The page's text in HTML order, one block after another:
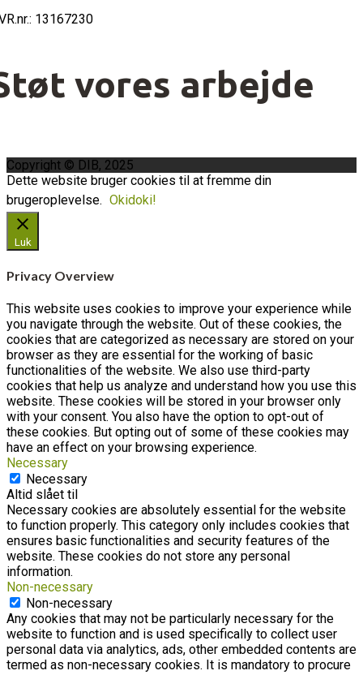
13167230
vores arbejde
Copyright © DIB, 2025
Dette website bruger cookies til at fremme din
brugeroplevelse. Okidoki!
Luk
Privacy Overview
This website uses cookies to improve your experience while
you navigate through the website. Out of these cookies, the
cookies that are categorized as necessary are stored on your
browser as they are essential for the working of basic
functionalities of the website. We also use third-party
cookies that help us analyze and understand how you use this
website. These cookies will be stored in your browser only
with your consent. You also have the option to opt-out of
these cookies. But opting out of some of these cookies may
have an effect on your browsing experience.
Necessary
Necessary
Altid slået til
Necessary cookies are absolutely essential for the website
to function properly. This category only includes cookies that
ensures basic functionalities and security features of the
website. These cookies do not store any personal
information.
Non-necessary
Non-necessary
Any cookies that may not be particularly necessary for the
website to function and is used specifically to collect user
personal data via analytics, ads, other embedded contents are
termed as non-necessary cookies. It is mandatory to procure